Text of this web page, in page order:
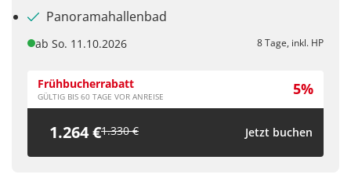
Panoramahallenbad
ab So. 11.10.2026 8 Tage, inkl. HP
Frühbucherrabatt
GÜLTIG BIS 60 TAGE VOR ANREISE 5%
1.264 €1.330 € Jetzt buchen